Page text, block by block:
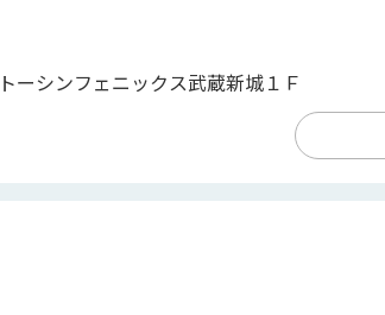
シンフェニックス武蔵新城１Ｆ